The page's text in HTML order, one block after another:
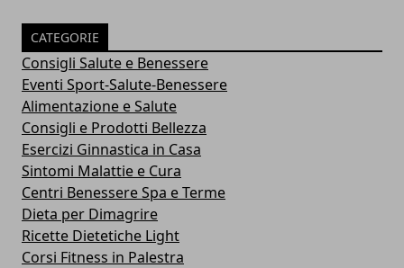
CATEGORIE
Consigli Salute e Benessere
Eventi Sport-Salute-Benessere
Alimentazione e Salute
Consigli e Prodotti Bellezza
Esercizi Ginnastica in Casa
Sintomi Malattie e Cura
Centri Benessere Spa e Terme
Dieta per Dimagrire
Ricette Dietetiche Light
Corsi Fitness in Palestra